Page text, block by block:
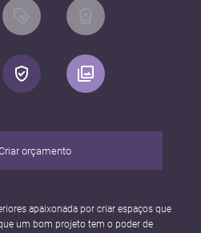
orçamento
apaixonada por criar espaços que
um bom projeto tem o poder de